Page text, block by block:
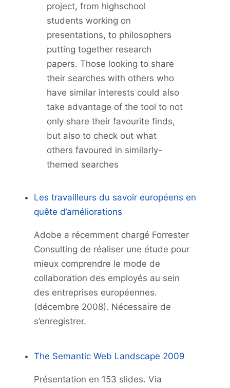
project, from highschool
students working on
presentations, to philosophers
putting together research
papers. Those looking to share
their searches with others who
have similar interests could also
take advantage of the tool to not
only share their favourite finds,
but also to check out what
others favoured in similarly-
themed searches
Les travailleurs du savoir européens en
quête d’améliorations
Adobe a récemment chargé Forrester
Consulting de réaliser une étude pour
mieux comprendre le mode de
collaboration des employés au sein
des entreprises européennes.
(décembre 2008). Nécessaire de
s’enregistrer.
The Semantic Web Landscape 2009
Présentation en 153 slides. Via